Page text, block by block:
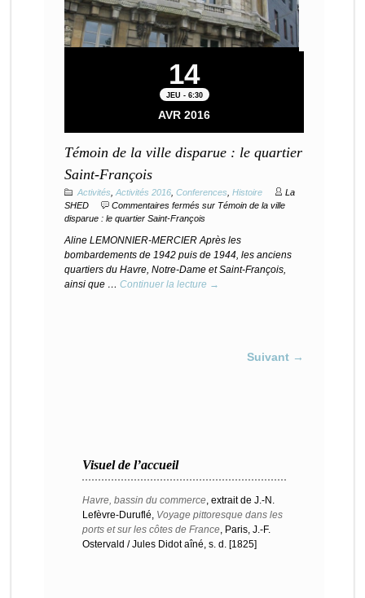
14
JEU - 6:30
AVR 2016
Témoin de la ville disparue : le quartier
Saint-François
Activités Activités 2016 Conferences Histoire
La
SHED
Commentaires fermés sur Témoin de la ville
disparue : le quartier Saint-François
Aline LEMONNIER-MERCIER Après les
bombardements de 1942 puis de 1944, les anciens
quartiers du Havre, Notre-Dame et Saint-François,
ainsi que … Continuer la lecture →
Suivant →
Visuel de l’accueil
Havre, bassin du commerce , extrait de J.-N.
Lefèvre-Duruflé, Voyage pittoresque dans les
ports et sur les côtes de France , Paris, J.-F.
Ostervald / Jules Didot aîné, s. d. [1825]